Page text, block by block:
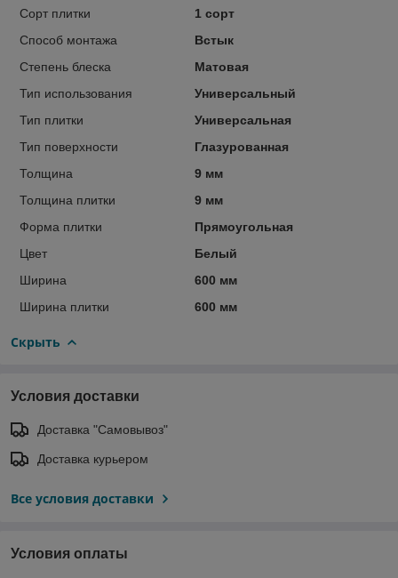
Сорт плитки
1 сорт
Способ монтажа
Встык
Степень блеска
Матовая
Тип использования
Универсальный
Тип плитки
Универсальная
Тип поверхности
Глазурованная
Толщина
9 мм
Толщина плитки
9 мм
Форма плитки
Прямоугольная
Цвет
Белый
Ширина
600 мм
Ширина плитки
600 мм
Скрыть
Условия доставки
Доставка "Самовывоз"
Доставка курьером
Все условия доставки
Условия оплаты